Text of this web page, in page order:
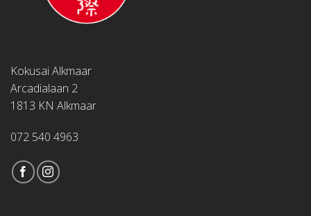
Kokusai Alkmaar
Arcadialaan 2
1813 KN Alkmaar
072 540 4963